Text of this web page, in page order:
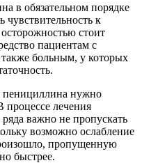
в обязательном порядке
чувствительность к
стоит
пациентам с
больным, у которых
пенициллина нужно
лечения
важно не пропускать
возможно ослабление
пропущенную
быстрее.